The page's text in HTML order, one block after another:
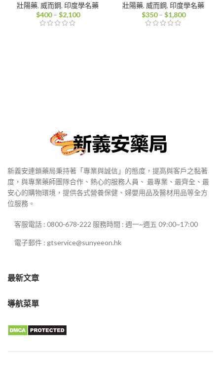
壯陽藥, 威而鋼, 印度學名藥
$400 – $2,100價
壯陽藥, 威而鋼, 印度學名藥
$350 – $1,800價
新義安連鎖藥局秉持著「專業與誠信」的態度，提高與客戶之黏著
度，與專業藥師團隊合作、熱心的服務人員、 最專業、最齊全、最
安心的購物環境，提供各式營養保健、婦嬰用品及醫材用品等全方
位服務。
客服電話 : 0800-678-222 服務時間 : 週一~週五 09:00~17:00
電子郵件 : gtservice@sunyeeon.hk
最新文章
導航菜單